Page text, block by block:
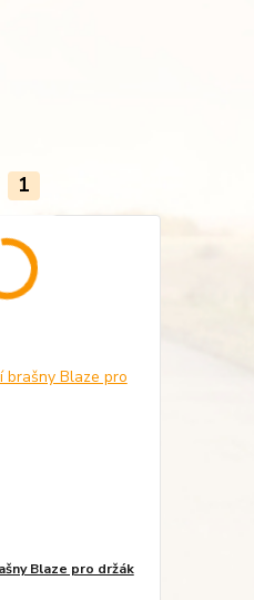
1
Blaze pro držák